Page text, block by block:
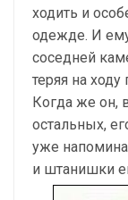
ходить и
одежде. И
соседней
теряя на
Когда же он,
остальных,
уже
и штанишки